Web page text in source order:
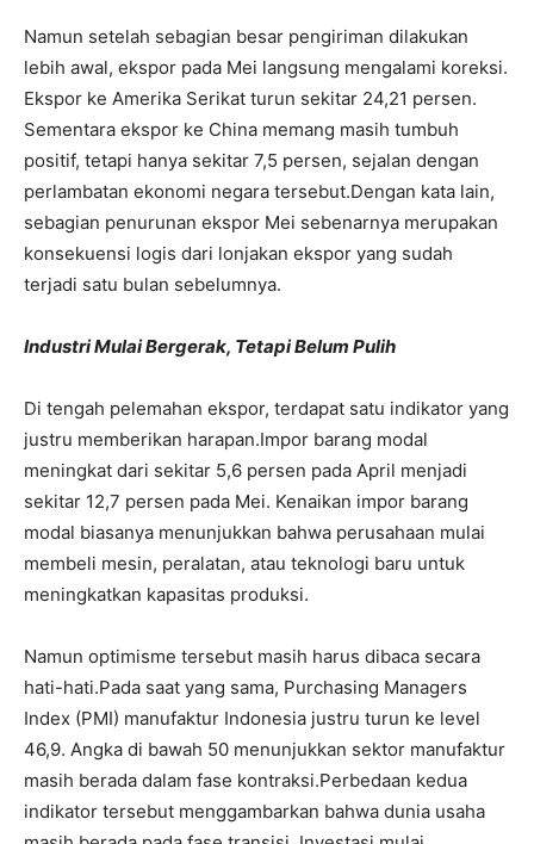
Namun setelah sebagian besar pengiriman dilakukan
lebih awal, ekspor pada Mei langsung mengalami koreksi.
Ekspor ke Amerika Serikat turun sekitar 24,21 persen.
Sementara ekspor ke China memang masih tumbuh
positif, tetapi hanya sekitar 7,5 persen, sejalan dengan
perlambatan ekonomi negara tersebut.Dengan kata lain,
sebagian penurunan ekspor Mei sebenarnya merupakan
konsekuensi logis dari lonjakan ekspor yang sudah
terjadi satu bulan sebelumnya.
Industri Mulai Bergerak, Tetapi Belum Pulih
Di tengah pelemahan ekspor, terdapat satu indikator yang
justru memberikan harapan.Impor barang modal
meningkat dari sekitar 5,6 persen pada April menjadi
sekitar 12,7 persen pada Mei. Kenaikan impor barang
modal biasanya menunjukkan bahwa perusahaan mulai
membeli mesin, peralatan, atau teknologi baru untuk
meningkatkan kapasitas produksi.
Namun optimisme tersebut masih harus dibaca secara
hati-hati.Pada saat yang sama, Purchasing Managers
Index (PMI) manufaktur Indonesia justru turun ke level
46,9. Angka di bawah 50 menunjukkan sektor manufaktur
masih berada dalam fase kontraksi.Perbedaan kedua
indikator tersebut menggambarkan bahwa dunia usaha